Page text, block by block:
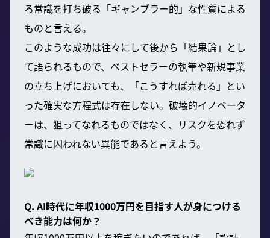
ろ常識を打ち破る「ギャンブラー的」な性質による
ものと言える。
このような成功は往々にして後から「結果論」とし
て語られるもので、ベストセラーの執筆や新規事業
の立ち上げにおいても、「こうすれば売れる」とい
った確実な方程式は存在しない。破壊的イノベータ
ーは、狙ってなれるものではなく、リスクを恐れず
常識に囚われない異能であると言えよう。
Q. AI時代に年収1000万円を目指す人が身につける
べき能力は何か？